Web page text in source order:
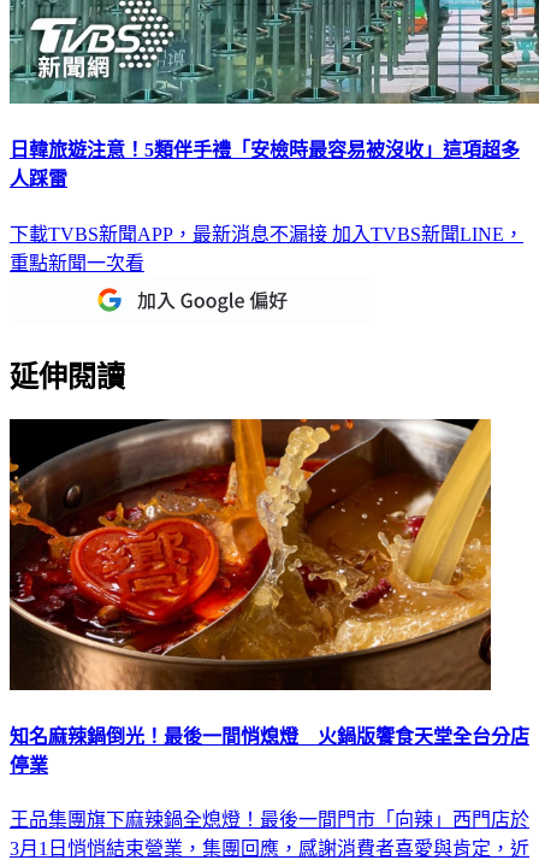
日韓旅遊注意！5類伴手禮「安檢時最容易被沒收」這項超多
人踩雷
下載TVBS新聞APP，最新消息不漏接 加入TVBS新聞LINE，
重點新聞一次看
延伸閱讀
知名麻辣鍋倒光！最後一間悄熄燈 火鍋版饗食天堂全台分店
停業
王品集團旗下麻辣鍋全熄燈！最後一間門市「向辣」西門店於
3月1日悄悄結束營業，集團回應，感謝消費者喜愛與肯定，近